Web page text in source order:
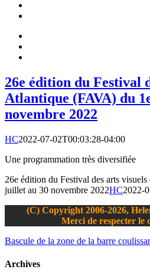
26e édition du Festival
Atlantique (FAVA) du
novembre 2022
HC2022-07-02T00:03:28-04:00
Une programmation très diversifiée
26e édition du Festival des arts
juillet au 30 novembre 2022HC2022-
(C) Copyright 2006-2026,
Merci de respecter le
Bascule de la zone de la barre
Archives